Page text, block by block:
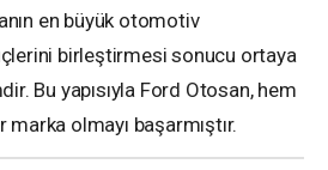
en büyük otomotiv
birleştirmesi sonucu ortaya
Bu yapısıyla Ford Otosan, hem
olmayı başarmıştır.